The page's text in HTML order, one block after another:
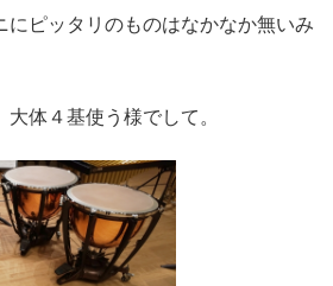
にピッタリのものはなかなか無いみ
体４基使う様でして。